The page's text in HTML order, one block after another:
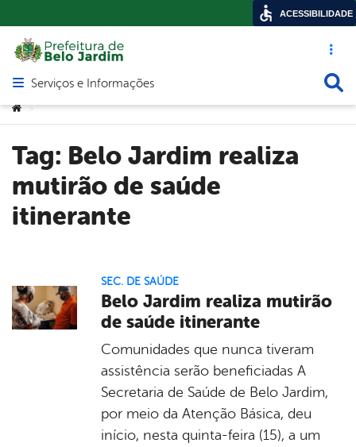
Acesso
Abrir menu principal de navegação
Serviços e Informações
Você está aqui:
>
Tag: Belo Jardim realiza
mutirão de saúde
itinerante
SEC. DE SAÚDE
Belo Jardim realiza mutirão
de saúde itinerante
Comunidades que nunca tiveram
assistência serão beneficiadas A
Secretaria de Saúde de Belo Jardim,
por meio da Atenção Básica, deu
início, nesta quinta-feira (15), a um
ACESSIBILIDADE